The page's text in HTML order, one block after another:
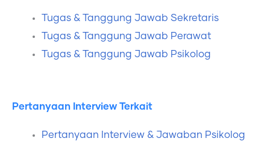
Tugas & Tanggung Jawab Sekretaris
Tugas & Tanggung Jawab Perawat
Tugas & Tanggung Jawab Psikolog
Pertanyaan Interview Terkait
Pertanyaan Interview & Jawaban Psikolog